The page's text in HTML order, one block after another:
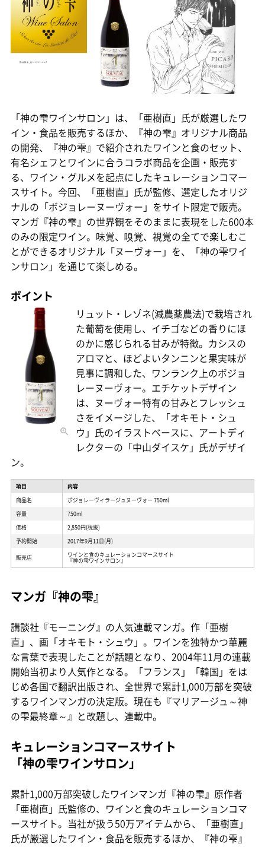
「神の雫ワインサロン」は、「亜樹直」氏が厳選したワ
イン・食品を販売するほか、『神の雫』オリジナル商品
の開発、『神の雫』で紹介されたワインと食のセット、
有名シェフとワインに合うコラボ商品を企画・販売す
る、ワイン・グルメを起点にしたキュレーションコマー
スサイト。今回、「亜樹直」氏が監修、選定したオリジ
ナルの「ボジョレーヌーヴォー」をサイト限定で販売。
マンガ『神の雫』の世界観をそのままに表現をした600本
のみの限定ワイン。味覚、嗅覚、視覚の全てで楽しむこ
とができるオリジナル「ヌーヴォー」を、「神の雫ワイ
ンサロン」を通じて楽しめる。
ポイント
リュット・レゾネ(減農薬農法)で栽培され
た葡萄を使用し、イチゴなどの香りにほ
のかに感じられる甘みが特徴。カシスの
アロマと、ほどよいタンニンと果実味が
見事に調和した、ワンランク上のボジョ
レーヌーヴォー。エチケットデザイン
は、ヌーヴォー特有の甘みとフレッシュ
さをイメージした、「オキモト・シュ
ウ」氏のイラストベースに、アートディ
レクターの「中山ダイスケ」氏がデザイ
ン。
項目
内容
商品名
ボジョレーヴィラージュヌーヴォー 750ml
容量
750ml
価格
2,850円(税抜)
予約開始
2017年9月11日(月)
販売店 ワインと食のキュレーションコマースサイト
『神の雫ワインサロン』
マンガ『神の雫』
講談社『モーニング』の人気連載マンガ。作「亜樹
直」、画「オキモト・シュウ」。ワインを独特かつ華麗
な言葉で表現したことが話題となり、2004年11月の連載
開始当初より人気作となる。「フランス」「韓国」をは
じめ各国で翻訳出版され、全世界で累計1,000万部を突破
するワインマンガの決定版。現在も『マリアージュ～神
の雫最終章～』と改題し、連載中。
キュレーションコマースサイト
「神の雫ワインサロン」
累計1,000万部突破したワインマンガ『神の雫』原作者
「亜樹直」氏監修の、ワインと食のキュレーションコマ
ースサイト。当社が扱う50万アイテムから、「亜樹直」
氏が厳選したワイン・食品を販売するほか、『神の雫』